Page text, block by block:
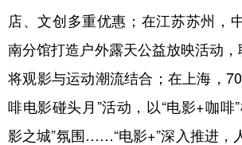
店、文创多重优惠；在江苏苏州，
南分馆打造户外露天公益放映活动，
将观影与运动潮流结合；在上海，
啡电影碰头月”活动，以“电影+咖啡
影之城”氛围……“电影+”深入推进，